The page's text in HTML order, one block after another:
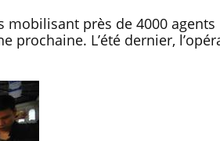
mobilisant près de 4000
prochaine. L’été dernier,